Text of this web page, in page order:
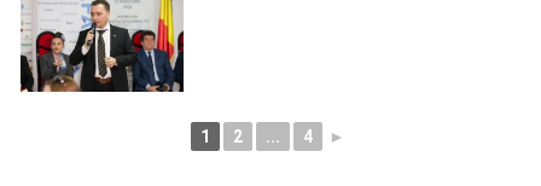
1 2 ... 4 ►